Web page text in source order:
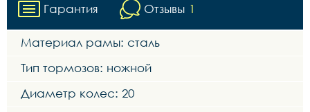
Гарантия Отзывы 1
Материал рамы: сталь
Тип тормозов: ножной
Диаметр колес: 20